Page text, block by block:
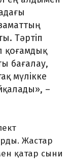
Тәртіп
қоғамдық
бағалау,
мүлікке
–
Жастар
қатар сыни